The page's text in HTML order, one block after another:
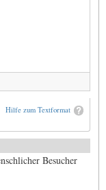
Hilfe zum Textformat
Besucher